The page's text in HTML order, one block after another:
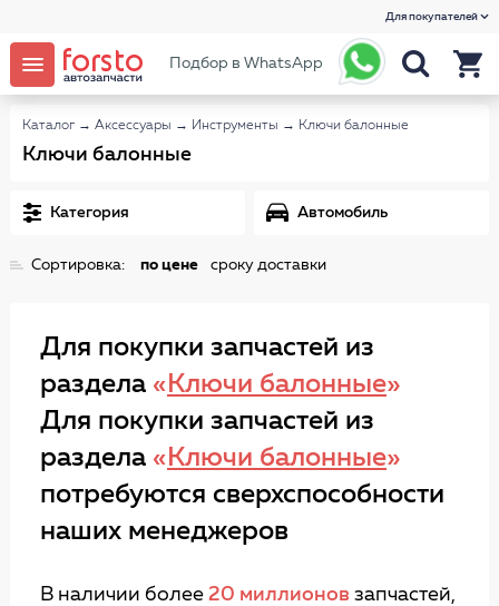
Для покупателей
Подбор в WhatsApp
Каталог → Аксессуары → Инструменты → Ключи балонные
Ключи балонные
Категория Автомобиль
Сортировка: по цене сроку доставки
Для покупки запчастей из
раздела « Ключи балонные»
Для покупки запчастей из
раздела « Ключи балонные»
потребуются сверхспособности
наших менеджеров
В наличии более 20 миллионов запчастей,